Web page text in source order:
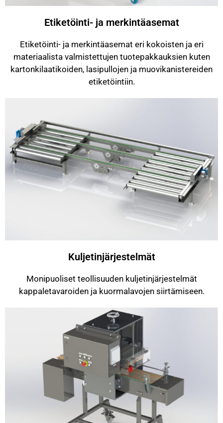
Etiketöinti- ja merkintäasemat
Etiketöinti- ja merkintäasemat eri kokoisten ja eri
materiaalista valmistettujen tuotepakkauksien kuten
kartonkilaatikoiden, lasipullojen ja muovikanistereiden
etiketöintiin.
Kuljetinjärjestelmät
Monipuoliset teollisuuden kuljetinjärjestelmät
kappaletavaroiden ja kuormalavojen siirtämiseen.